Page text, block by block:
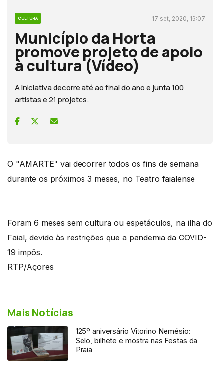
CULTURA 17 set, 2020, 16:07
Município da Horta
promove projeto de apoio
à cultura (Vídeo)
A iniciativa decorre até ao final do ano e junta 100
artistas e 21 projetos.
O "AMARTE" vai decorrer todos os fins de semana
durante os próximos 3 meses, no Teatro faialense
Foram 6 meses sem cultura ou espetáculos, na ilha do
Faial, devido às restrições que a pandemia da COVID-
19 impôs.
RTP/Açores
Mais Notícias
125º aniversário Vitorino Nemésio:
Selo, bilhete e mostra nas Festas da
Praia